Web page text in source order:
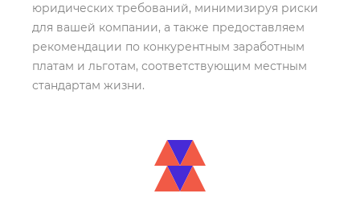
юридических требований, минимизируя риски
для вашей компании, а также предоставляем
рекомендации по конкурентным заработным
платам и льготам, соответствующим местным
стандартам жизни.